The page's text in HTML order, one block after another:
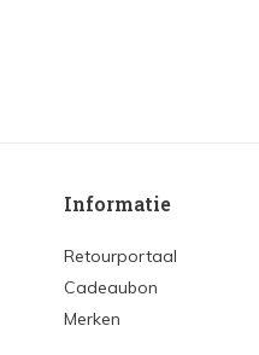
Informatie
Retourportaal
Cadeaubon
Merken